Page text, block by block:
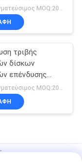
δοντιών
δοντιών
τριβής
τριβής
δίσκων
επένδυσης
δοντιών
φρένων φύλλων
Διαπραγματεύσιμος MOQ:200 PC